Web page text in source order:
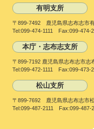
有明支所
〒899-7492 鹿児島県志布志市
Tel:099-474-1111 Fax:099-474-
本庁・志布志支所
〒899-7192 鹿児島県志布志市志
Tel:099-472-1111 Fax:099-473-
松山支所
〒899-7692 鹿児島県志布志市
Tel:099-487-2111 Fax:099-487-